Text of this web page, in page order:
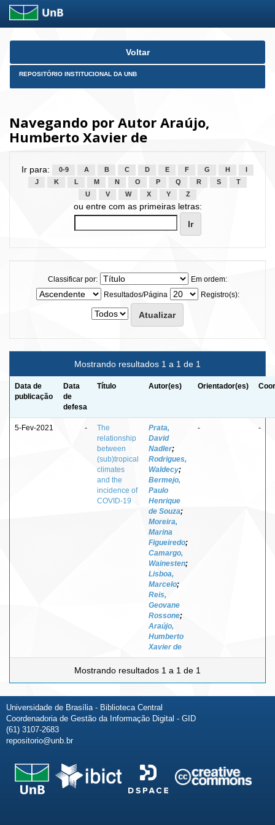
Skip
Voltar
REPOSITÓRIO INSTITUCIONAL DA UNB
Navegando por Autor Araújo,
Humberto Xavier de
Ir para: 0-9 A B C D E F G H
J
K L M N O P Q R S
T
U
V W X Y Z
ou entre com as primeiras letras:
Classificar por:
Em ordem:
Resultados/Página
Registro(s):
Mostrando resultados 1 a 1 de 1
Data de
publicação
Data
de
defesa
Título Autor(es) Orientador(es)
5-Fev-2021 -
The
relationship
between
(sub)tropical
climates
and the
incidence of
COVID-19
Prata,
David
Nadler;
Rodrigues,
Waldecy;
Bermejo,
Paulo
Henrique
de Souza;
Moreira,
Marina
Figueiredo;
Camargo,
Wainesten;
Lisboa,
Marcelo;
Reis,
Geovane
Rossone;
Araújo,
Humberto
Xavier de
- -
Mostrando resultados 1 a 1 de 1
Universidade de Brasília - Biblioteca Central
Coordenadoria de Gestão da Informação Digital - GID
(61) 3107-2683
repositorio@unb.br